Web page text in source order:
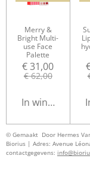
Merry &
Bright Multi-
use Face
Palette
€ 31,00
€ 62,00
In winkelwagen
© Gemaakt Door Hermes
Biorius | Adres: Avenue
contactgegevens: